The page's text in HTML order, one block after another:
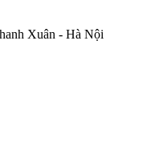
Xuân - Hà Nội